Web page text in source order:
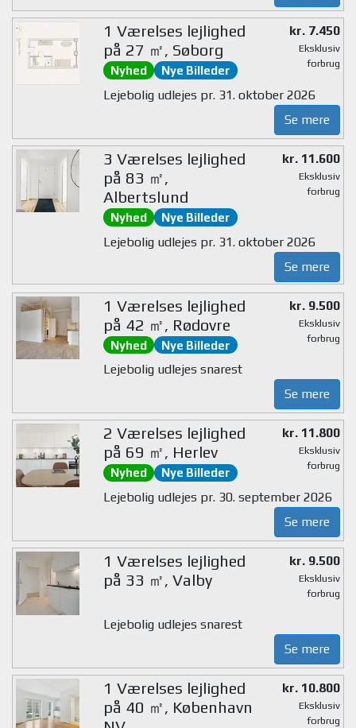
1 Værelses lejlighed
på 27 ㎡, Søborg
Nyhed Nye Billeder
kr. 7.450
Eksklusiv
forbrug
Lejebolig udlejes pr. 31. oktober 2026
Se mere
3 Værelses lejlighed
på 83 ㎡,
Albertslund
Nyhed Nye Billeder
kr. 11.600
Eksklusiv
forbrug
Lejebolig udlejes pr. 31. oktober 2026
Se mere
1 Værelses lejlighed
på 42 ㎡, Rødovre
Nyhed Nye Billeder
kr. 9.500
Eksklusiv
forbrug
Lejebolig udlejes snarest
Se mere
2 Værelses lejlighed
på 69 ㎡, Herlev
Nyhed Nye Billeder
kr. 11.800
Eksklusiv
forbrug
Lejebolig udlejes pr. 30. september 2026
Se mere
1 Værelses lejlighed
på 33 ㎡, Valby
kr. 9.500
Eksklusiv
forbrug
Lejebolig udlejes snarest
Se mere
1 Værelses lejlighed
på 40 ㎡, København
kr. 10.800
Eksklusiv
forbrug